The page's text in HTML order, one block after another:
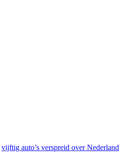
vijftig auto’s verspreid over Nederland